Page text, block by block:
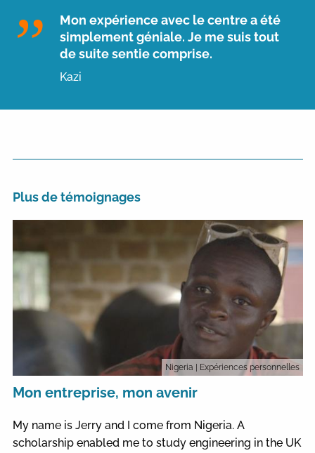
Mon expérience avec le centre a été
simplement géniale. Je me suis tout
de suite sentie comprise.
Kazi
Plus de témoignages
Nigeria | Expériences personnelles
Mon entreprise, mon avenir
My name is Jerry and I come from Nigeria. A
scholarship enabled me to study engineering in the UK